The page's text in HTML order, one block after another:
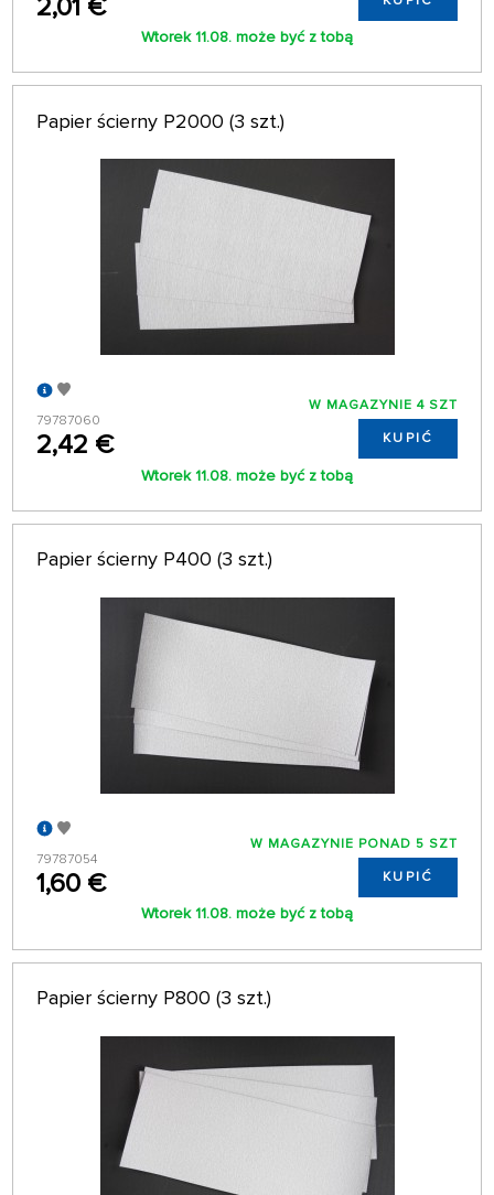
2,01 €
Wtorek 11.08. może być z tobą
Papier ścierny P2000 (3 szt.)
79787060
2,42 €
W MAGAZYNIE 4 SZT
KUPIĆ
Wtorek 11.08. może być z tobą
Papier ścierny P400 (3 szt.)
79787054
1,60 €
W MAGAZYNIE PONAD 5 SZT
KUPIĆ
Wtorek 11.08. może być z tobą
Papier ścierny P800 (3 szt.)